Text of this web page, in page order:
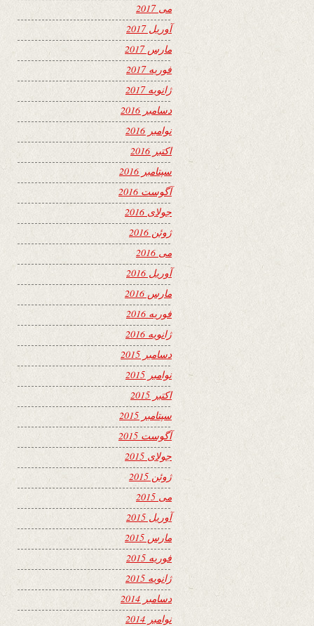
می 2017
آوریل 2017
مارس 2017
فوریه 2017
ژانویه 2017
دسامبر 2016
نوامبر 2016
اکتبر 2016
سپتامبر 2016
آگوست 2016
جولای 2016
ژوئن 2016
می 2016
آوریل 2016
مارس 2016
فوریه 2016
ژانویه 2016
دسامبر 2015
نوامبر 2015
اکتبر 2015
سپتامبر 2015
آگوست 2015
جولای 2015
ژوئن 2015
می 2015
آوریل 2015
مارس 2015
فوریه 2015
ژانویه 2015
دسامبر 2014
نوامبر 2014